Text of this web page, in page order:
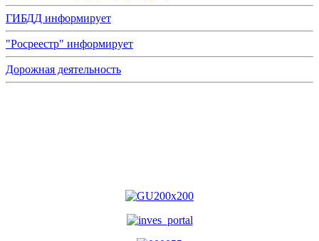
ГИБДД информирует
"Росреестр" информирует
Дорожная деятельность